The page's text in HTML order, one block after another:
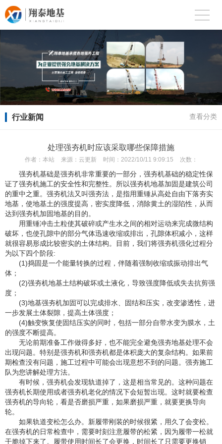
行业新闻 查看分类
处理强夯机时应该采取哪些保障措施
作者： 本站 来源： 云更新 时间： 2022/10/11 9:09:15 次数：
强夯机基础是强夯机非常重要的一部分，强夯机基础的稳定性保
证了强夯机施工的安全性和完整性。所以强夯机地基加固是建筑公司
的重中之重。强夯机法又叫强夯法，是指用重锤从高处自由下落夯实
地基，使地基土的强度提高，密实度降低，消除黄土的湿陷性，从而
达到强夯机加固地基的目的。
用重锤冲击土粒使其破碎或产生水之间的相对运动来完成微结构
破坏，也使孔隙中的部分气体迅速收缩或排出，孔隙体积减小，这样
就很容易形成比较密实的土体结构。目前，我们将强夯机强化过程分
为以下四个阶段:
(1)捣固是一个能量转换的过程，伴随着强制收缩或振动排出气
体；
(2)强夯机地基土结构破坏或土液化，导致强度降低或失去抗剪强
度；
(3)地基强夯机加固可以完成排水、固结和压实，改变渗透性，进
一步发展土体裂隙，提高土体强度；
(4)触变恢复使固结压实的同时，包括一部分自带水变为膜水，土
的强度不断提高。
无论前期准备工作做得多好，也不能完全避免强夯地基处理不会
出现问题。特别是强夯机和强夯机都是体积庞大的复杂结构。如果前
期检查没有问题，施工过程中可能会出现意想不到的问题。强夯施工
队为您讲解处理方法。
有时候，强夯机会发现轨道掉了，这是相当常见的。这种问题在
强夯机长期使用或者强夯机老化的情况下会短暂出现。这时就要检查
强夯机的导向轮，看是否磨损严重，如果磨损严重，就要更换导向
轮。
如果轨道变松怎么办。新履带刚装的时候很紧，用久了会变松。
在强夯机的日常检查中，需要时刻注意履带的松紧，因为履带一松就
干脆掉下来了。履带使用时间长了会更换，时间长了只需要更换销